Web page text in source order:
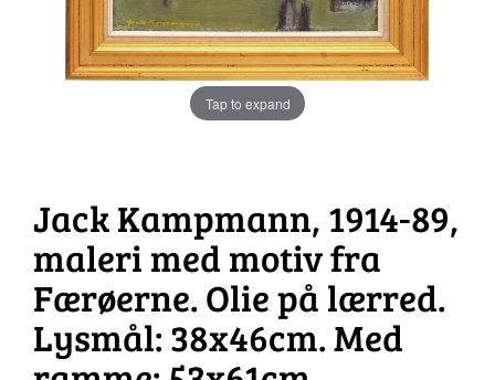
Tap to expand
Jack Kampmann, 1914-89,
maleri med motiv fra
Færøerne. Olie på lærred.
Lysmål: 38x46cm. Med